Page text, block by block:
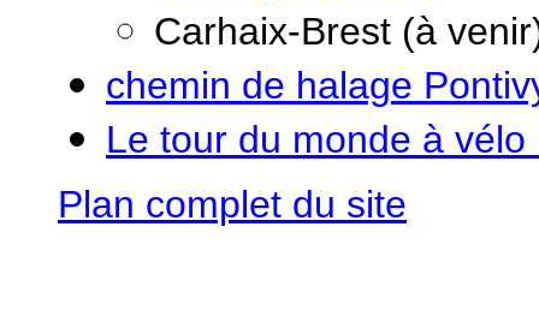
Carhaix-Brest (à
chemin de halage
Le tour du monde à
Plan complet du site